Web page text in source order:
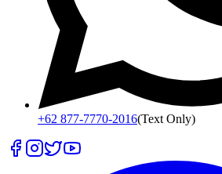
+62 877-7770-2016(Text Only)